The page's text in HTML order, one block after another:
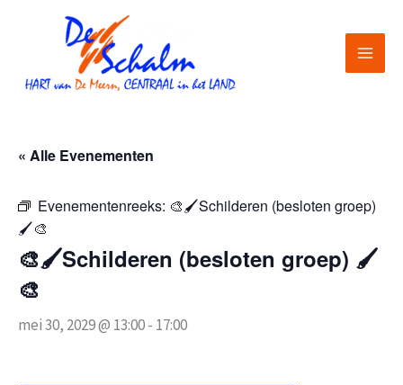
inhoud
« Alle Evenementen
Evenementenreeks: 🎨🖌️Schilderen (besloten groep)
🖌️🎨
🎨🖌️Schilderen (besloten groep) 🖌️
🎨
mei 30, 2029 @ 13:00- 17:00